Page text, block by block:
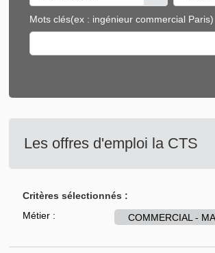
Mots clés(ex : ingénieur commercial Paris)
Les offres d'emploi la CTS
Critères sélectionnés :
Métier :
COMMERCIAL -